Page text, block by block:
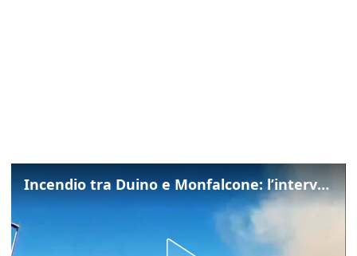
Incendio tra Duino e Monfalcone: l’intervento dei vigili del fuoco